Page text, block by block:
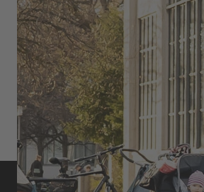
As part of the global urban cycling
scene, Omari Cato uniquely
style, and community.
MORE ABOUT OMARI